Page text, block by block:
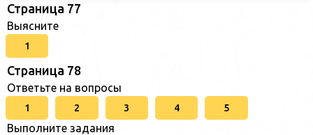
Страница 77
Выясните
1
Страница 78
Ответьте на вопросы
1 2 3 4 5
Выполните задания